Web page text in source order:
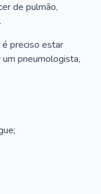
de pulmão,
preciso estar
pneumologista,